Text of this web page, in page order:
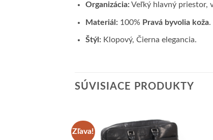
Organizácia:Veľký hlavný priestor,
Materiál:100% Pravá byvolia koža.
Štýl:Klopový, Čierna elegancia.
SÚVISIACE PRODUKTY
Zľava!
Add to